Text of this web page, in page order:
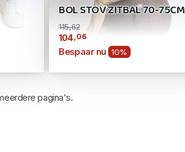
BOL STOV ZITBAL 70-75CM
115,62
104,06
Bespaar nu 10%
pagina's.